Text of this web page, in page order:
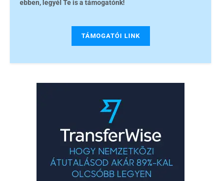
ebben, legyél Te is a támogatónk!
TÁMOGATÓI LINK